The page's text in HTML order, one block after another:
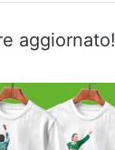
aggiornato!